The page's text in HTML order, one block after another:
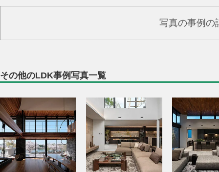
写真の事例の
その他のLDK事例写真一覧